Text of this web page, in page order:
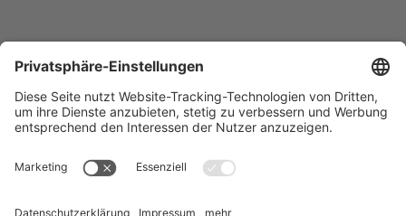
Deutschen Gießerei-Industrie e.V.
40549 Düsseldorf